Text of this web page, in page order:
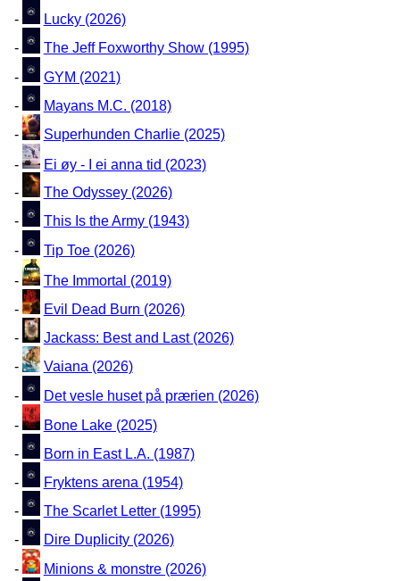
-
Lucky (2026)
-
The Jeff Foxworthy Show (1995)
-
GYM (2021)
-
Mayans M.C. (2018)
-
Superhunden Charlie (2025)
-
Ei øy - I ei anna tid (2023)
-
The Odyssey (2026)
-
This Is the Army (1943)
-
Tip Toe (2026)
-
The Immortal (2019)
-
Evil Dead Burn (2026)
-
Jackass: Best and Last (2026)
-
Vaiana (2026)
-
Det vesle huset på prærien (2026)
-
Bone Lake (2025)
-
Born in East L.A. (1987)
-
Fryktens arena (1954)
-
The Scarlet Letter (1995)
-
Dire Duplicity (2026)
-
Minions & monstre (2026)